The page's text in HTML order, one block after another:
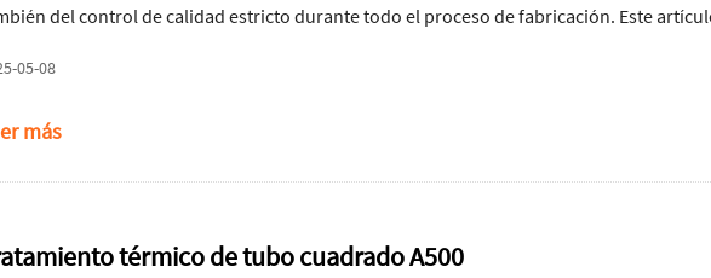
del control de calidad estricto durante todo el proceso de fabricación. Este
05-08
más
térmico de tubo cuadrado A500